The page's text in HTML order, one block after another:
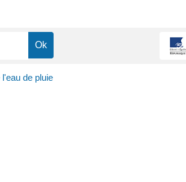
de pluie